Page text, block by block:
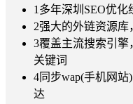
1 多年深圳SEO优
2强大的外链资源库
3覆盖主流搜索引擎
关键词
4同步wap(手机网
达